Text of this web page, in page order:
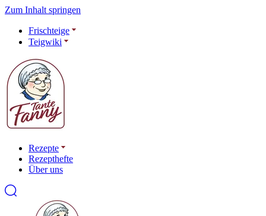
Zum Inhalt springen
Frischteige
Teigwiki
Rezepte
Rezepthefte
Über uns